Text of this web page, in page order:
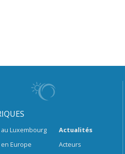
Luxembourg
Europe
Actualités
Acteurs